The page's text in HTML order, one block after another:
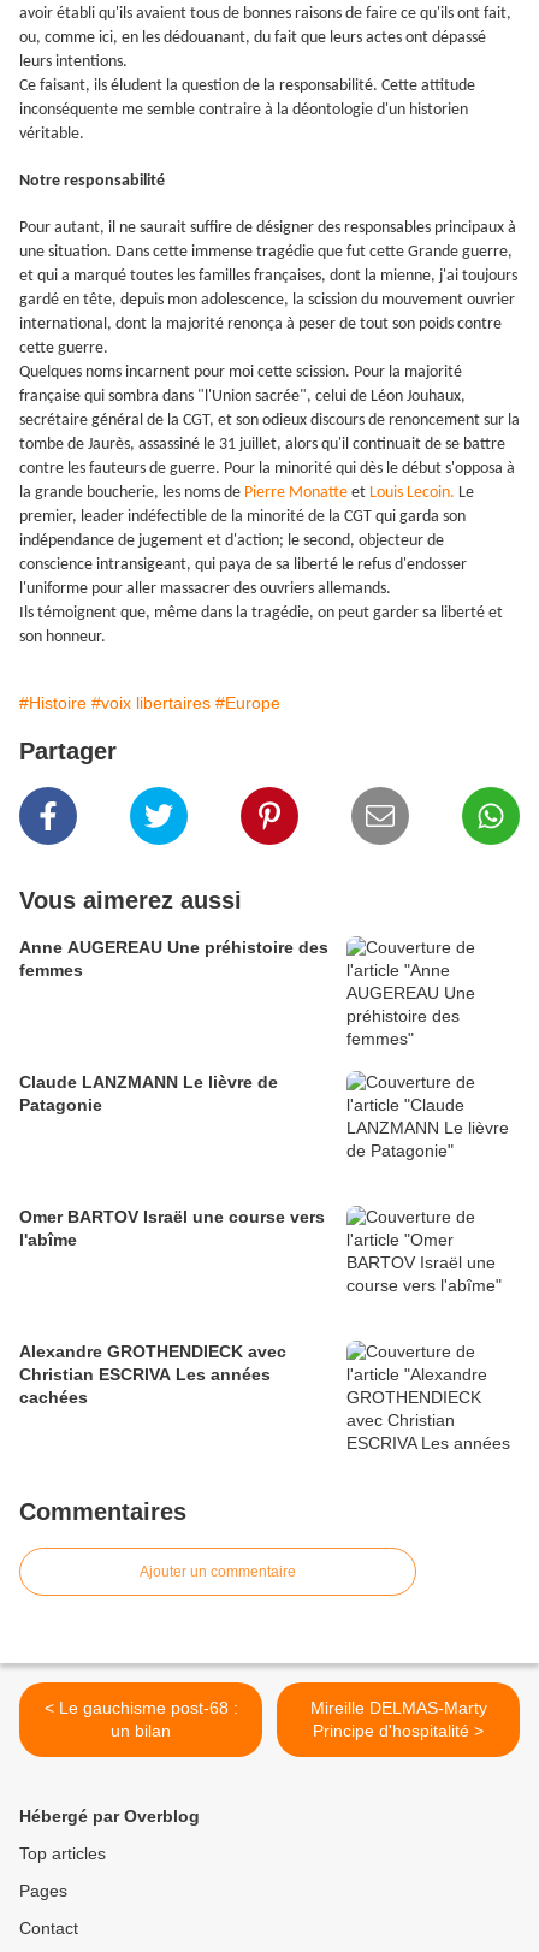
avoir établi qu'ils avaient tous de bonnes raisons de faire ce qu'ils ont fait,
ou, comme ici, en les dédouanant, du fait que leurs actes ont dépassé
leurs intentions.
Ce faisant, ils éludent la question de la responsabilité. Cette attitude
inconséquente me semble contraire à la déontologie d'un historien
véritable.
Notre responsabilité
Pour autant, il ne saurait suffire de désigner des responsables principaux à
une situation. Dans cette immense tragédie que fut cette Grande guerre,
et qui a marqué toutes les familles françaises, dont la mienne, j'ai toujours
gardé en tête, depuis mon adolescence, la scission du mouvement ouvrier
international, dont la majorité renonça à peser de tout son poids contre
cette guerre.
Quelques noms incarnent pour moi cette scission. Pour la majorité
française qui sombra dans "l'Union sacrée", celui de Léon Jouhaux,
secrétaire général de la CGT, et son odieux discours de renoncement sur la
tombe de Jaurès, assassiné le 31 juillet, alors qu'il continuait de se battre
contre les fauteurs de guerre. Pour la minorité qui dès le début s'opposa à
la grande boucherie, les noms de Pierre Monatte et Louis Lecoin. Le
premier, leader indéfectible de la minorité de la CGT qui garda son
indépendance de jugement et d'action; le second, objecteur de
conscience intransigeant, qui paya de sa liberté le refus d'endosser
l'uniforme pour aller massacrer des ouvriers allemands.
Ils témoignent que, même dans la tragédie, on peut garder sa liberté et
son honneur.
#Histoire #voix libertaires #Europe
Partager
Vous aimerez aussi
Anne AUGEREAU Une préhistoire des
femmes
Claude LANZMANN Le lièvre de
Patagonie
Omer BARTOV Israël une course vers
l'abîme
Alexandre GROTHENDIECK avec
Christian ESCRIVA Les années
cachées
Commentaires
Ajouter un commentaire
< Le gauchisme post-68 :
un bilan
Mireille DELMAS-Marty
Principe d'hospitalité >
Hébergé par Overblog
Top articles
Pages
Contact